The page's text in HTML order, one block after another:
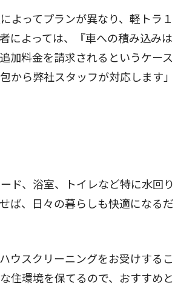
よってプランが異なり、軽トラ１
によっては、『車への積み込みは
加料金を請求されるというケース
から弊社スタッフが対応します」
ド、浴室、トイレなど特に水回り
ば、日々の暮らしも快適になるだ
ウスクリーニングをお受けするこ
住環境を保てるので、おすすめと